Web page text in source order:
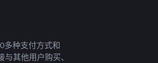
多种支付方式和
其他用户购买、